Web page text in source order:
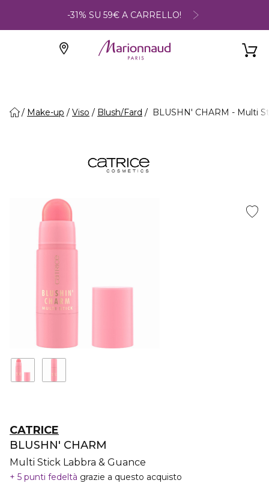
-31% SU 59€ A CARRELLO!
Make-up Viso Blush/Fard BLUSHN' CHARM - Multi
CATRICE
BLUSHN' CHARM
Multi Stick Labbra & Guance
5 punti fedeltà grazie a questo acquisto